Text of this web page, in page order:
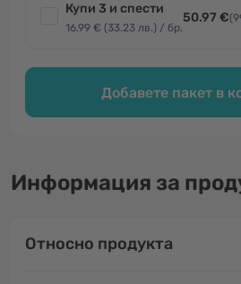
Купи 3 и спести
16.99 € (33.23 лв.) / бр.
50.97 €
Добавете пакет в
Информация за
Относно продукта